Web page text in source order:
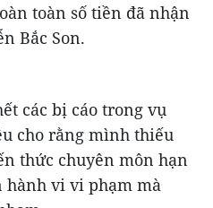
toàn số tiền đã nhận
Bắc Son.
các bị cáo trong vụ
cho rằng mình thiếu
thức chuyên môn hạn
hành vi vi phạm mà